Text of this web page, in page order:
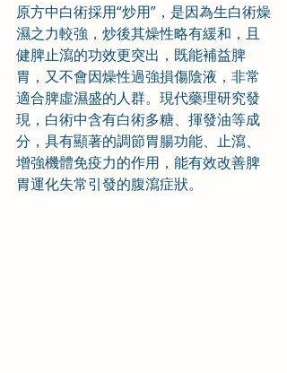
原方中白術採用“炒用”，是因為生白術燥
濕之力較強，炒後其燥性略有緩和，且
健脾止瀉的功效更突出，既能補益脾
胃，又不會因燥性過強損傷陰液，非常
適合脾虛濕盛的人群。現代藥理研究發
現，白術中含有白術多糖、揮發油等成
分，具有顯著的調節胃腸功能、止瀉、
增強機體免疫力的作用，能有效改善脾
胃運化失常引發的腹瀉症狀。